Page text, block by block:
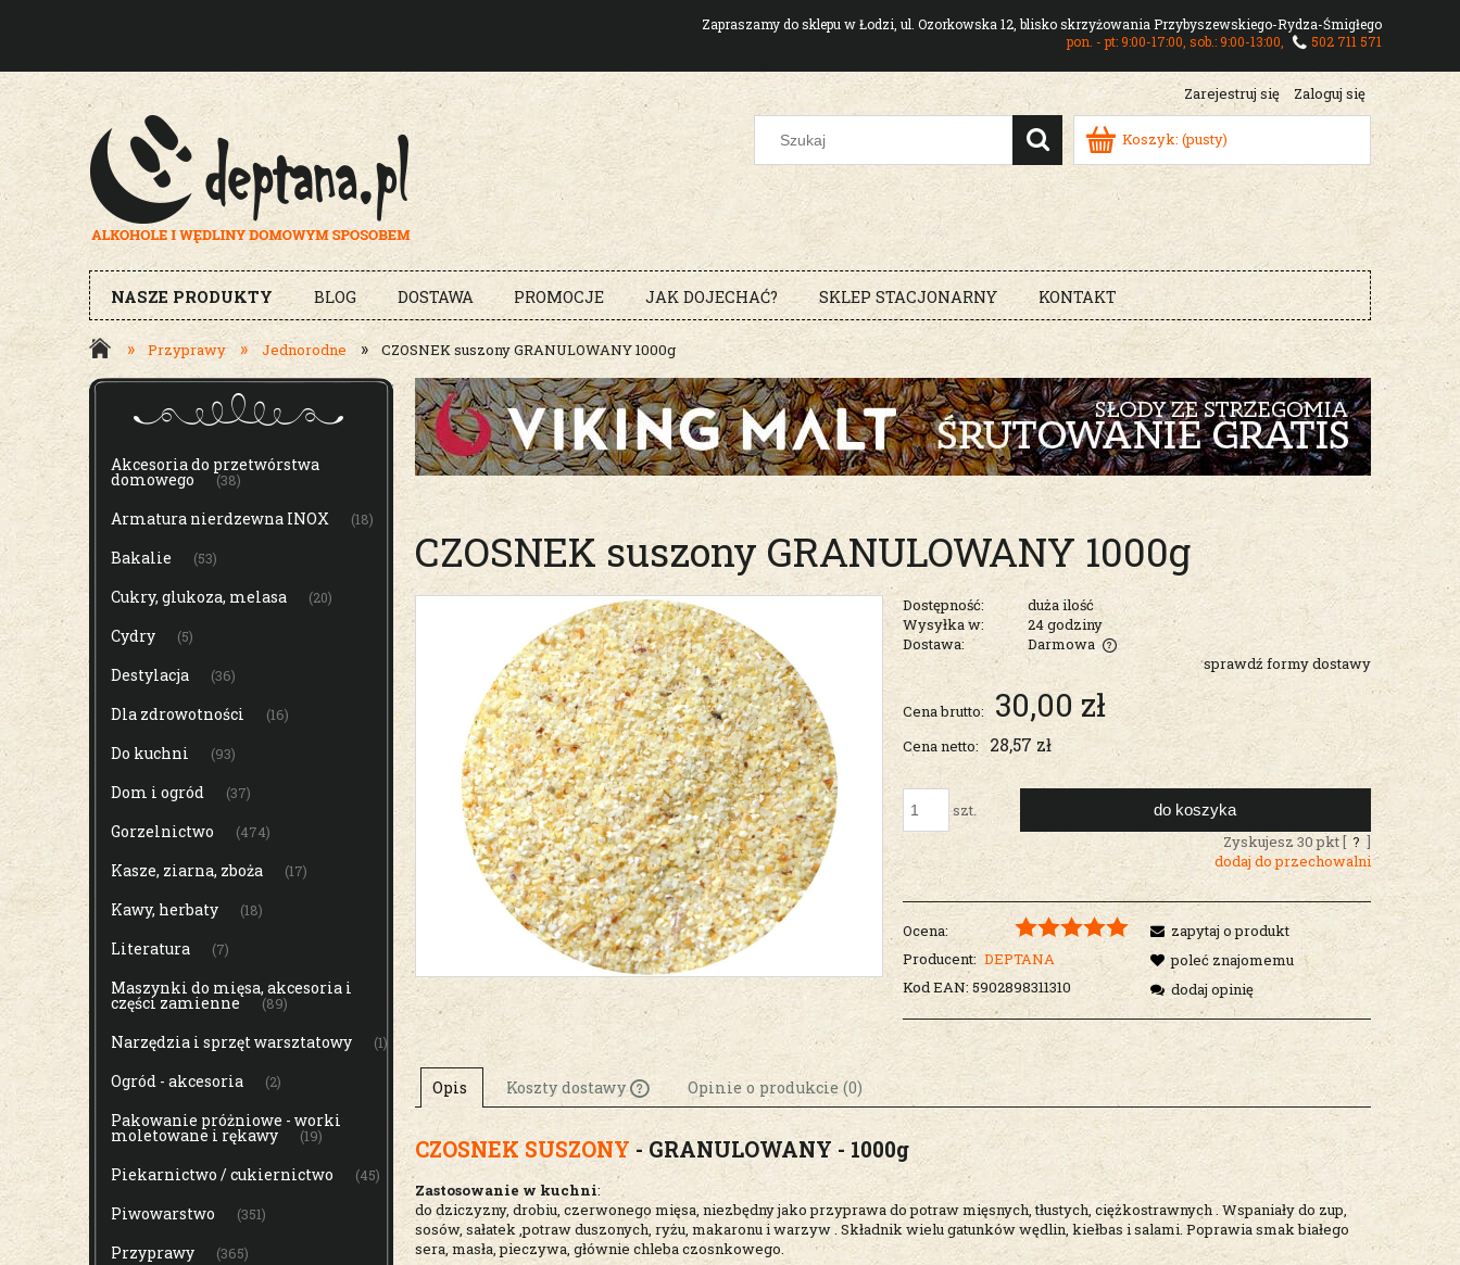
Zapraszamy do sklepu w Łodzi, ul. Ozorkowska 12, blisko skrzyżowania Przybyszewskiego-Rydza-Śmigłego
pon. - pt: 9:00-17:00, sob.: 9:00-13:00,
502 711 571
Zarejestruj się Zaloguj się
Koszyk: (pusty)
NASZE PRODUKTY BLOG DOSTAWA PROMOCJE JAK DOJECHAĆ? SKLEP STACJONARNY KONTAKT
» Przyprawy » Jednorodne » CZOSNEK suszony GRANULOWANY 1000g
MENU
Akcesoria do przetwórstwa
domowego (38)
Armatura nierdzewna INOX (18)
Bakalie (53)
Cukry, glukoza, melasa (20)
Cydry (5)
Destylacja (36)
Dla zdrowotności (16)
Do kuchni (93)
Dom i ogród (37)
Gorzelnictwo (474)
Kasze, ziarna, zboża (17)
Kawy, herbaty (18)
Literatura (7)
Maszynki do mięsa, akcesoria i
części zamienne (89)
Narzędzia i sprzęt warsztatowy (1)
Ogród - akcesoria (2)
Pakowanie próżniowe - worki
moletowane i rękawy (19)
Piekarnictwo / cukiernictwo (45)
Piwowarstwo (351)
Przyprawy (365)
CZOSNEK suszony GRANULOWANY 1000g
Dostępność:
duża ilość
Wysyłka w:
24 godziny
Dostawa:
Darmowa
Cena nie zawiera ewentualnych
kosztów płatności
sprawdź formy dostawy
Cena brutto: 30,00 zł
Cena netto: 28,57 zł
szt. do koszyka
Zyskujesz30pkt [ ? ]
dodaj do przechowalni
Ocena:
Producent: DEPTANA
Kod EAN: 5902898311310
zapytaj o produkt
poleć znajomemu
dodaj opinię
Opis Koszty dostawy
Cena nie zawiera
ewentualnych kosztów
płatności
Opinie o produkcie (0)
CZOSNEK SUSZONY - GRANULOWANY - 1000g
Zastosowanie w kuchni:
do dziczyzny, drobiu, czerwonego mięsa, niezbędny jako przyprawa do potraw mięsnych, tłustych, ciężkostrawnych . Wspaniały do zup,
sosów, sałatek ,potraw duszonych, ryżu, makaronu i warzyw . Składnik wielu gatunków wędlin, kiełbas i salami. Poprawia smak białego
sera, masła, pieczywa, głównie chleba czosnkowego.